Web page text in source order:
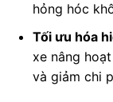
hỏng hóc
Tối ưu hóa
xe nâng
và giảm chi